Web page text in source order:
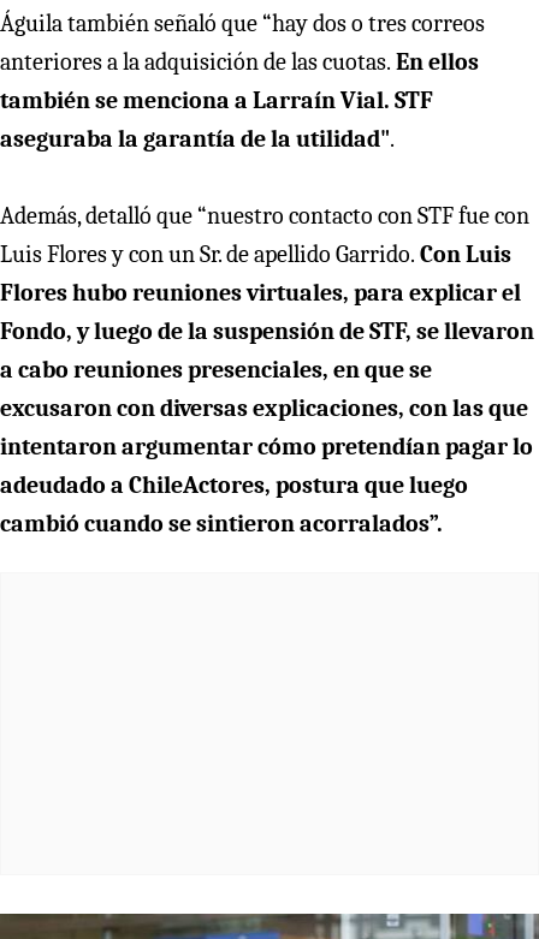
Águila también señaló que “hay dos o tres correos
anteriores a la adquisición de las cuotas. En ellos
también se menciona a Larraín Vial. STF
aseguraba la garantía de la utilidad".
Además, detalló que “nuestro contacto con STF fue con
Luis Flores y con un Sr. de apellido Garrido. Con Luis
Flores hubo reuniones virtuales, para explicar el
Fondo, y luego de la suspensión de STF, se llevaron
a cabo reuniones presenciales, en que se
excusaron con diversas explicaciones, con las que
intentaron argumentar cómo pretendían pagar lo
adeudado a ChileActores, postura que luego
cambió cuando se sintieron acorralados”.